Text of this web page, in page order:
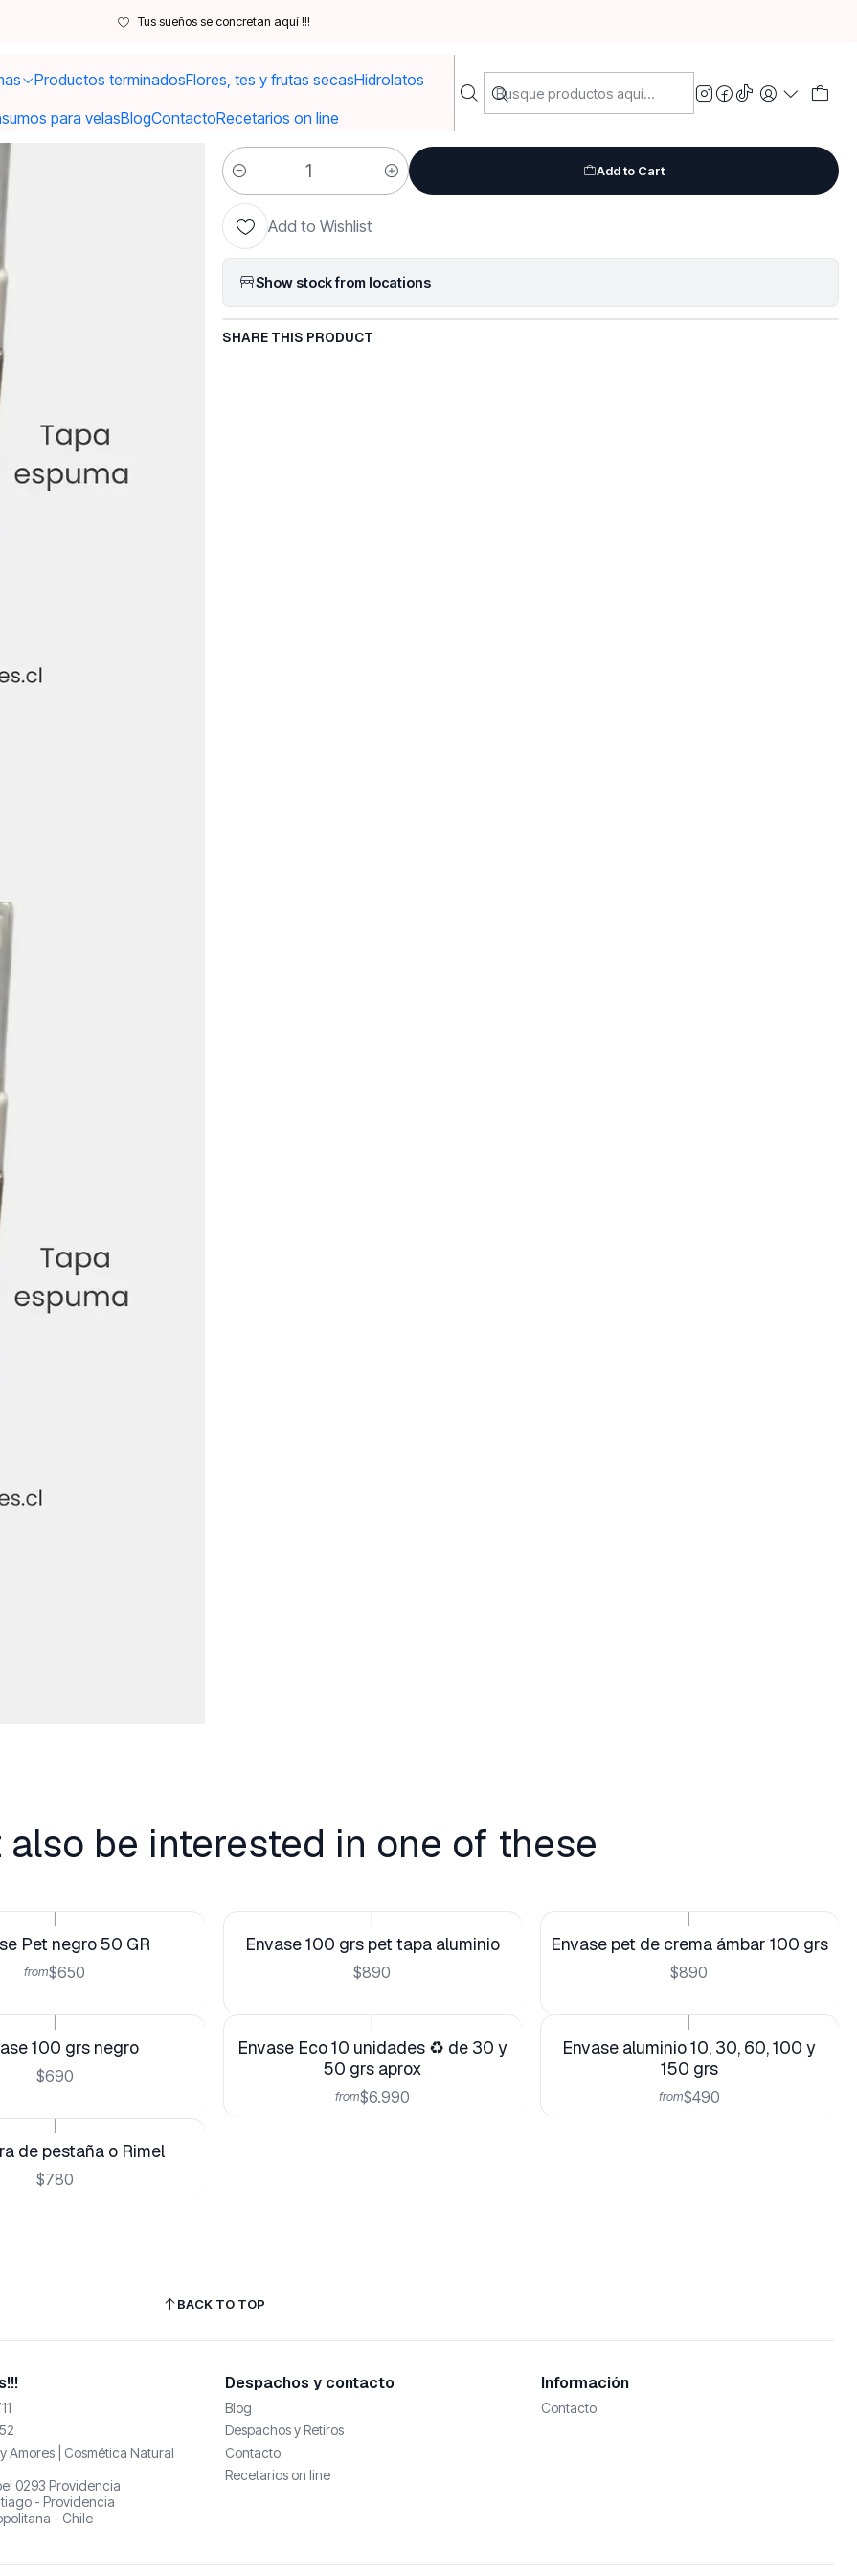
Productos terminadosFlores, tes y frutas secasHidrolatos
para velasBlogContactoRecetarios on line
Tus sueños se concretan aquí !!!
Envases solo Pet envases solo pet Envase espuma 100 grs pet
|
Envase espuma 100 grs pet
Quantity
Add to Cart
Add to Wishlist
Show stock from locations
SHARE THIS PRODUCT
also be interested in one of these
Pet negro 50 GR
from$650
Envase 100 grs pet tapa aluminio
$890
Envase pet de crema ámbar 100 grs
$890
100 grs negro
$690
Envase Eco 10 unidades ♻️ de 30 y
50 grs aprox
from$6.990
Envase aluminio 10, 30, 60, 100 y
150 grs
from$490
de pestaña o Rimel
$780
BACK TO TOP
Amores | Cosmética Natural
0293 Providencia
- Providencia
- Chile
Despachos y contacto
Blog
Despachos y Retiros
Contacto
Recetarios on line
Información
Contacto